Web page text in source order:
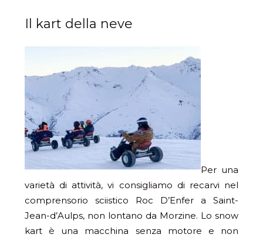
Il kart della neve
Per una
varietà di attività, vi consigliamo di recarvi nel
comprensorio sciistico Roc D’Enfer a Saint-
Jean-d’Aulps, non lontano da Morzine. Lo snow
kart è una macchina senza motore e non